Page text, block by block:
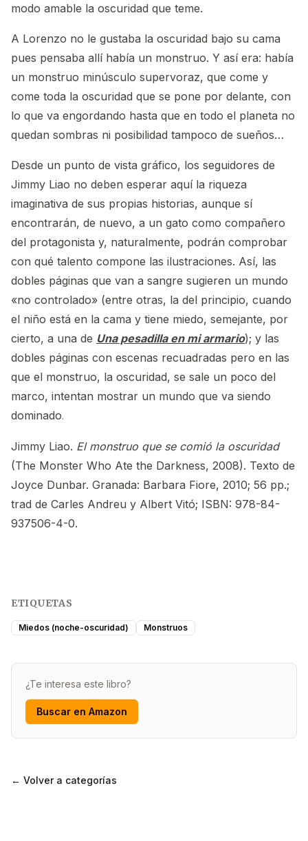
modo amable la oscuridad que teme.
A Lorenzo no le gustaba la oscuridad bajo su cama
pues pensaba allí había un monstruo. Y así era: había
un monstruo minúsculo supervoraz, que come y
come toda la oscuridad que se pone por delante, con
lo que va engordando hasta que en todo el planeta no
quedan sombras ni posibilidad tampoco de sueños…
Desde un punto de vista gráfico, los seguidores de
Jimmy Liao no deben esperar aquí la riqueza
imaginativa de sus propias historias, aunque sí
encontrarán, de nuevo, a un gato como compañero
del protagonista y, naturalmente, podrán comprobar
con qué talento compone las ilustraciones. Así, las
dobles páginas que van a sangre sugieren un mundo
«no controlado» (entre otras, la del principio, cuando
el niño está en la cama y tiene miedo, semejante, por
cierto, a una de Una pesadilla en mi armario); y las
dobles páginas con escenas recuadradas pero en las
que el monstruo, la oscuridad, se sale un poco del
marco, intentan mostrar un mundo que va siendo
dominado.
Jimmy Liao. El monstruo que se comió la oscuridad
(The Monster Who Ate the Darkness, 2008). Texto de
Joyce Dunbar. Granada: Barbara Fiore, 2010; 56 pp.;
trad de Carles Andreu y Albert Vitó; ISBN: 978-84-
937506-4-0.
ETIQUETAS
Miedos (noche-oscuridad) Monstruos
¿Te interesa este libro?
Buscar en Amazon
← Volver a categorías